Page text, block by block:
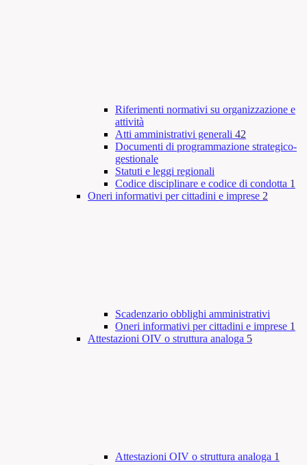
Riferimenti normativi su organizzazione e
attività
Atti amministrativi generali 42
Documenti di programmazione strategico-
gestionale
Statuti e leggi regionali
Codice disciplinare e codice di condotta 1
Oneri informativi per cittadini e imprese 2
Scadenzario obblighi amministrativi
Oneri informativi per cittadini e imprese 1
Attestazioni OIV o struttura analoga 5
Attestazioni OIV o struttura analoga 1